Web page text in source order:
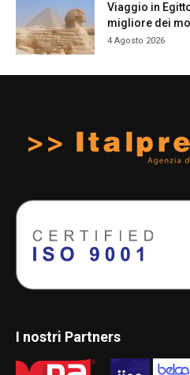
Viaggio in
migliore dei
4 Agosto 2026
I nostri Partners